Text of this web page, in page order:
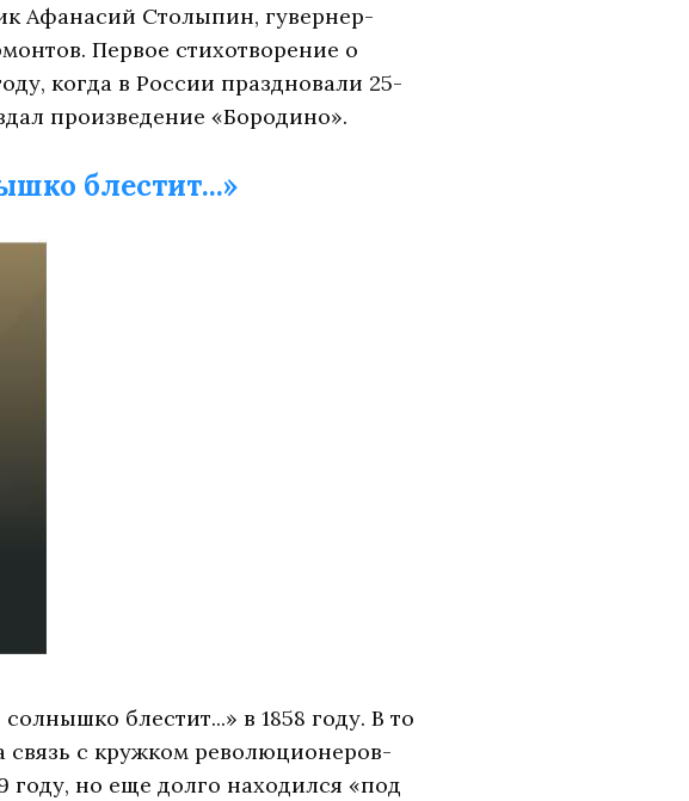
Афанасий Столыпин, гувернер-
Первое стихотворение о
когда в России праздновали 25-
произведение «Бородино».
блестит...»
блестит...» в 1858 году. В то
связь с кружком революционеров-
но еще долго находился «под